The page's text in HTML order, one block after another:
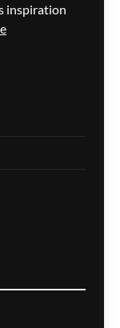
inspiration